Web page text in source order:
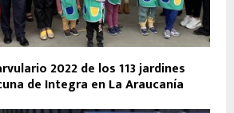
2022 de los 113 jardines
de Integra en La Araucanía